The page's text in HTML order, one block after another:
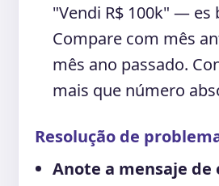
"Vendi R$ 100k" — es
Compare com mês
mês ano passado.
mais que número
Resolução de
Anote a mensaje de